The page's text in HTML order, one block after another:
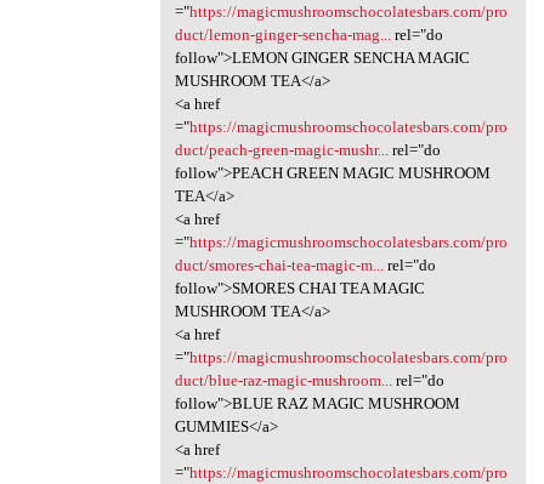
="https://magicmushroomschocolatesbars.com/pro
duct/lemon-ginger-sencha-mag...
rel="do
follow">LEMON GINGER SENCHA MAGIC
MUSHROOM TEA</a>
<a href
="https://magicmushroomschocolatesbars.com/pro
duct/peach-green-magic-mushr...
rel="do
follow">PEACH GREEN MAGIC MUSHROOM
TEA</a>
<a href
="https://magicmushroomschocolatesbars.com/pro
duct/smores-chai-tea-magic-m...
rel="do
follow">SMORES CHAI TEA MAGIC
MUSHROOM TEA</a>
<a href
="https://magicmushroomschocolatesbars.com/pro
duct/blue-raz-magic-mushroom...
rel="do
follow">BLUE RAZ MAGIC MUSHROOM
GUMMIES</a>
<a href
="https://magicmushroomschocolatesbars.com/pro